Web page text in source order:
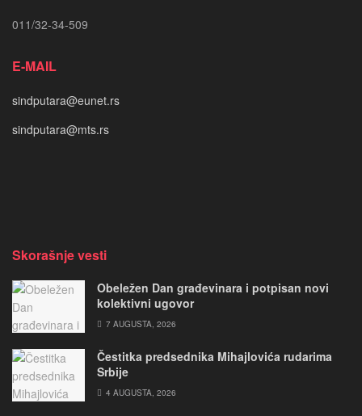
011/32-34-509
E-MAIL
sindputara@eunet.rs
sindputara@mts.rs
Skorašnje vesti
Obeležen Dan građevinara i potpisan novi
kolektivni ugovor
7 AUGUSTA, 2026
Čestitka predsednika Mihajlovića rudarima
Srbije
4 AUGUSTA, 2026